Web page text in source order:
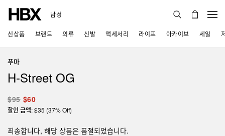
남성
신상품 브랜드 의류 신발 액세서리 라이프 아카이브 세일
푸마
H-Street OG
$95 $60
할인 금액: $35 (37% Off)
죄송합니다, 해당 상품은 품절되었습니다.